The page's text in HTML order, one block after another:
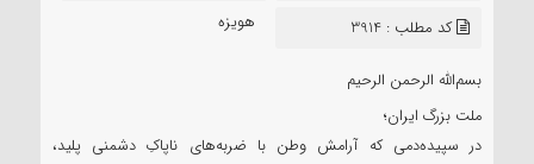
سعید
هویزه
کد مطلب : 3914
بسم‌الله الرحمن الرحیم
ملت بزرگ ایران؛
در سپیده‌دمی که آرامش وطن با ضربه‌های ناپاکِ دشمنی پلید،